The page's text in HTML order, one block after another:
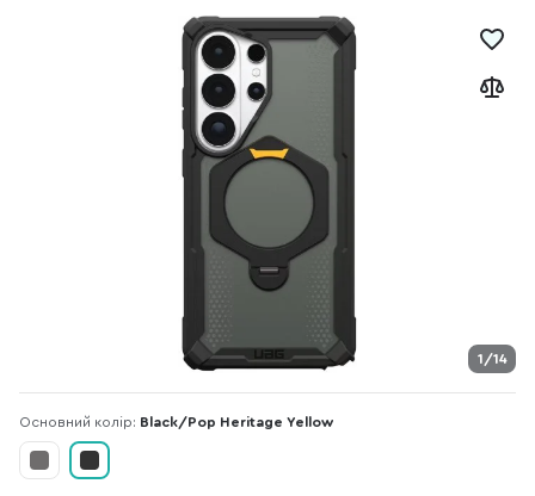
1/14
Основний колір: Black/Pop Heritage Yellow